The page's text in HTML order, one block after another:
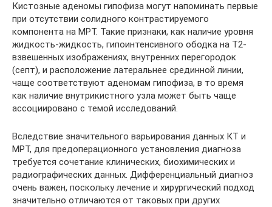
Кистозные аденомы гипофиза могут напоминать первые
при отсутствии солидного контрастируемого
компонента на МРТ. Такие признаки, как наличие уровня
жидкость-жидкость, гипоинтенсивного ободка на Т2-
взвешенных изображениях, внутренних перегородок
(септ), и расположение латеральнее срединной линии,
чаще соответствуют аденомам гипофиза, в то время
как наличие внутрикистного узла может быть чаще
ассоциировано с темой исследований.
Вследствие значительного варьирования данных КТ и
МРТ, для предоперационного установления диагноза
требуется сочетание клинических, биохимических и
радиографических данных. Дифференциальный диагноз
очень важен, поскольку лечение и хирургический подход
значительно отличаются от таковых при других